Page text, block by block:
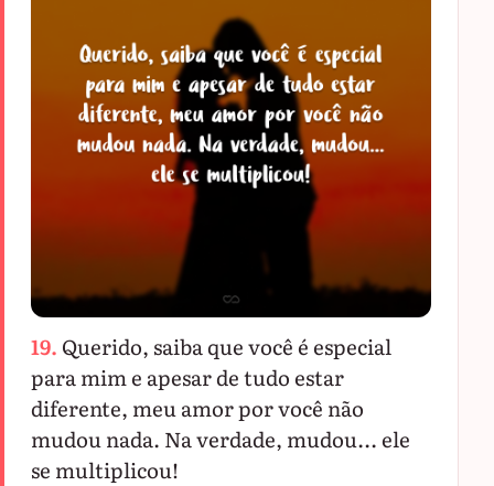
19. Querido, saiba que você é especial
para mim e apesar de tudo estar
diferente, meu amor por você não
mudou nada. Na verdade, mudou... ele
se multiplicou!